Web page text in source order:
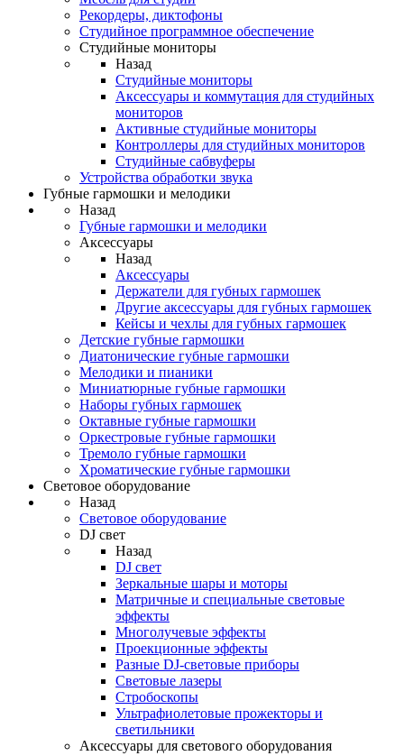
Рекордеры, диктофоны
Студийное программное обеспечение
Студийные мониторы
Назад
Студийные мониторы
Аксессуары и коммутация для студийных
мониторов
Активные студийные мониторы
Контроллеры для студийных мониторов
Студийные сабвуферы
Устройства обработки звука
Губные гармошки и мелодики
Назад
Губные гармошки и мелодики
Аксессуары
Назад
Аксессуары
Держатели для губных гармошек
Другие аксессуары для губных гармошек
Кейсы и чехлы для губных гармошек
Детские губные гармошки
Диатонические губные гармошки
Мелодики и пианики
Миниатюрные губные гармошки
Наборы губных гармошек
Октавные губные гармошки
Оркестровые губные гармошки
Тремоло губные гармошки
Хроматические губные гармошки
Световое оборудование
Назад
Световое оборудование
DJ свет
Назад
DJ свет
Зеркальные шары и моторы
Матричные и специальные световые
эффекты
Многолучевые эффекты
Проекционные эффекты
Разные DJ-световые приборы
Световые лазеры
Стробоскопы
Ультрафиолетовые прожекторы и
светильники
Аксессуары для светового оборудования